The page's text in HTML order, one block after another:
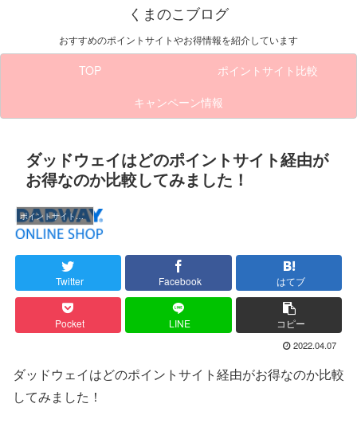
くまのこブログ
おすすめのポイントサイトやお得情報を紹介しています
TOP
ポイントサイト比較
キャンペーン情報
ダッドウェイはどのポイントサイト経由が
お得なのか比較してみました！
ポイントサイト比較
Twitter Facebook はてブ
Pocket LINE コピー
2022.04.07
ダッドウェイはどのポイントサイト経由がお得なのか比較
してみました！